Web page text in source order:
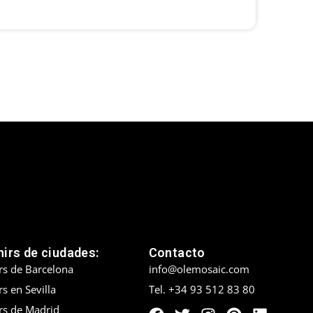
de ciudades:
de Barcelona
en Sevilla
de Madrid
Contacto
info@olemosaic.com
Tel. +34 93 512 83 80